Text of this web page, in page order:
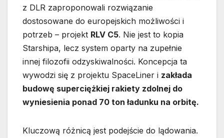
z DLR zaproponowali rozwiązanie
dostosowane do europejskich możliwości i
potrzeb – projekt RLV C5. Nie jest to kopia
Starshipa, lecz system oparty na zupełnie
innej filozofii odzyskiwalności. Koncepcja ta
wywodzi się z projektu SpaceLiner i zakłada
budowę superciężkiej rakiety zdolnej do
wyniesienia ponad 70 ton ładunku na orbitę.
Kluczową różnicą jest podejście do lądowania.